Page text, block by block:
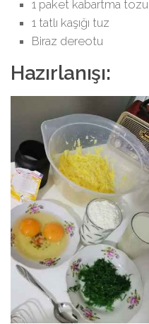
1 paket kabartma tozu
1 tatlı kaşığı tuz
Biraz dereotu
Hazırlanışı: